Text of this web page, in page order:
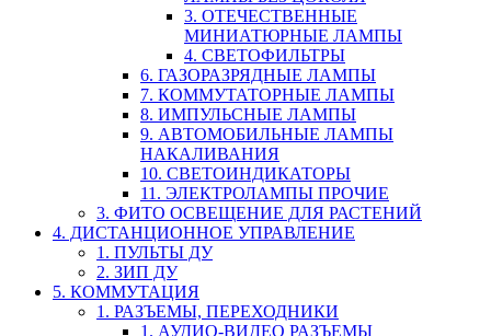
3. ОТЕЧЕСТВЕННЫЕ
МИНИАТЮРНЫЕ ЛАМПЫ
4. СВЕТОФИЛЬТРЫ
6. ГАЗОРАЗРЯДНЫЕ ЛАМПЫ
7. КОММУТАТОРНЫЕ ЛАМПЫ
8. ИМПУЛЬСНЫЕ ЛАМПЫ
9. АВТОМОБИЛЬНЫЕ ЛАМПЫ
НАКАЛИВАНИЯ
10. СВЕТОИНДИКАТОРЫ
11. ЭЛЕКТРОЛАМПЫ ПРОЧИЕ
3. ФИТО ОСВЕЩЕНИЕ ДЛЯ РАСТЕНИЙ
4. ДИСТАНЦИОННОЕ УПРАВЛЕНИЕ
1. ПУЛЬТЫ ДУ
2. ЗИП ДУ
5. КОММУТАЦИЯ
1. РАЗЪЕМЫ, ПЕРЕХОДНИКИ
1. АУДИО-ВИДЕО РАЗЪЕМЫ